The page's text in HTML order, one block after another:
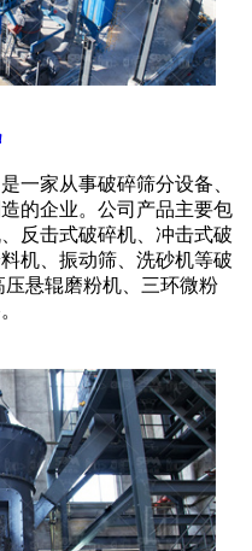
一家从事破碎筛分设备、
的企业。公司产品主要包
反击式破碎机、冲击式破
机、振动筛、洗砂机等破
悬辊磨粉机、三环微粉